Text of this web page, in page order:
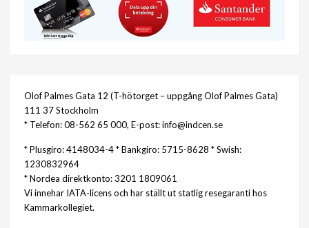
Olof Palmes Gata 12 (T-hötorget – uppgång Olof Palmes Gata)
111 37 Stockholm
* Telefon: 08-562 65 000, E-post: info@indcen.se
* Plusgiro: 4148034-4 * Bankgiro: 5715-8628 * Swish:
1230832964
* Nordea direktkonto: 3201 1809061
Vi innehar IATA-licens och har ställt ut statlig resegaranti hos
Kammarkollegiet.